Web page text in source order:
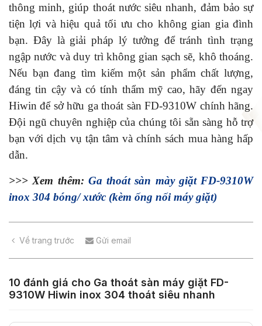
thông minh, giúp thoát nước siêu nhanh, đảm bảo sự
tiện lợi và hiệu quả tối ưu cho không gian gia đình
bạn. Đây là giải pháp lý tưởng để tránh tình trạng
ngập nước và duy trì không gian sạch sẽ, khô thoáng.
Nếu bạn đang tìm kiếm một sản phẩm chất lượng,
đáng tin cậy và có tính thẩm mỹ cao, hãy đến ngay
Hiwin để sở hữu ga thoát sàn FD-9310W chính hãng.
Đội ngũ chuyên nghiệp của chúng tôi sẵn sàng hỗ trợ
bạn với dịch vụ tận tâm và chính sách mua hàng hấp
dẫn.
>>> Xem thêm: Ga thoát sàn mày giặt FD-9310W
inox 304 bóng/ xước (kèm ống nối máy giặt)
Về trang trước Gửi email
10 đánh giá cho Ga thoát sàn máy giặt FD-
9310W Hiwin inox 304 thoát siêu nhanh